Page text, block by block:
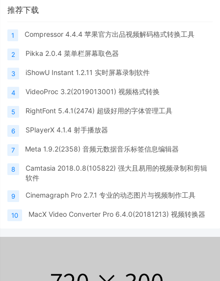
推荐下载
1 Compressor 4.4.4 苹果官方出品视频解码格式转换工具
2 Pikka 2.0.4 菜单栏屏幕取色器
3 iShowU Instant 1.2.11 实时屏幕录制软件
4 VideoProc 3.2(2019013001) 视频格式转换
5 RightFont 5.4.1(2474) 超级好用的字体管理工具
6 SPlayerX 4.1.4 射手播放器
7 Meta 1.9.2(2358) 音频元数据音乐标签信息编辑器
8
Camtasia 2018.0.8(105822) 强大且易用的视频录制和剪辑
软件
9 Cinemagraph Pro 2.7.1 专业的动态图片与视频制作工具
10 MacX Video Converter Pro 6.4.0(20181213) 视频转换器